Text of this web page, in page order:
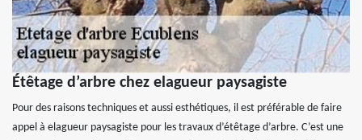
Étêtage d’arbre chez elagueur paysagiste
Pour des raisons techniques et aussi esthétiques, il est préférable de faire
appel à elagueur paysagiste pour les travaux d’étêtage d’arbre. C’est une